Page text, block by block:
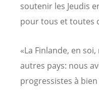
soutenir les Jeudis
pour tous et toutes
«La Finlande, en
autres pays: nous
progressistes à